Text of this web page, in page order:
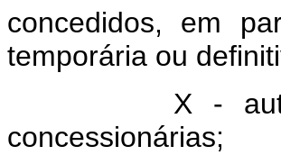
concedidos, em
temporária ou
X - autorizar
concessionárias;